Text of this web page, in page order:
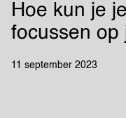
Hoe kun je
focussen op
11 september 2023